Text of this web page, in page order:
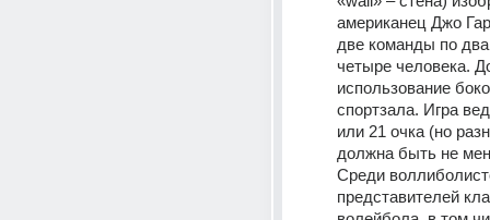
американец Джо
две команды по
четыре человека.
использование
спортзала. Игра
или 21 очка (но
должна быть не
Среди
представителей